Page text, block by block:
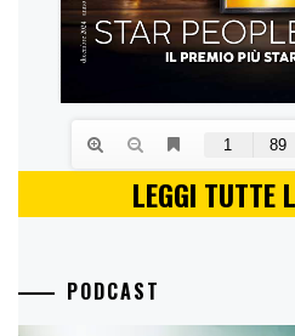
LEGGI TUTTE
PODCAST